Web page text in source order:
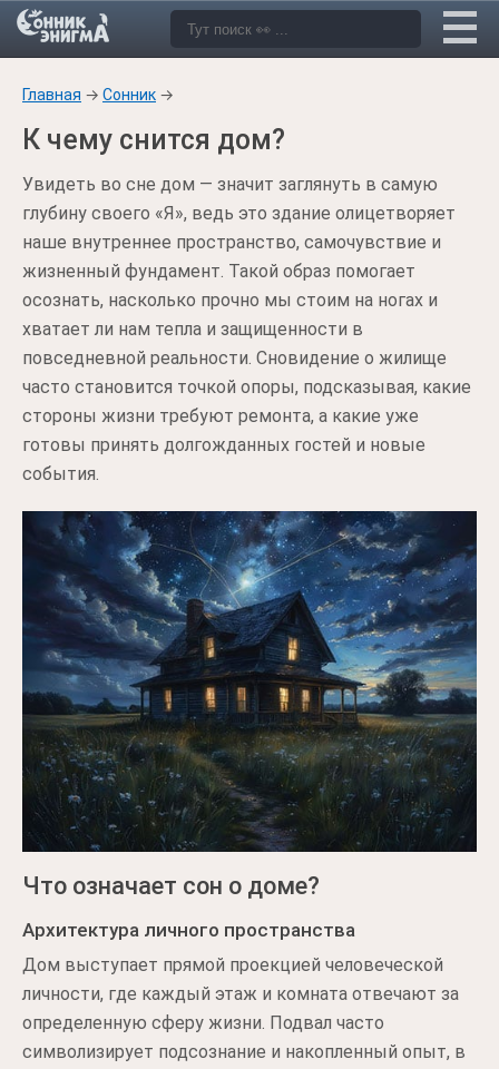
Главная → Сонник →
К чему снится дом?
Увидеть во сне дом — значит заглянуть в самую
глубину своего «Я», ведь это здание олицетворяет
наше внутреннее пространство, самочувствие и
жизненный фундамент. Такой образ помогает
осознать, насколько прочно мы стоим на ногах и
хватает ли нам тепла и защищенности в
повседневной реальности. Сновидение о жилище
часто становится точкой опоры, подсказывая, какие
стороны жизни требуют ремонта, а какие уже
готовы принять долгожданных гостей и новые
события.
Что означает сон о доме?
Архитектура личного пространства
Дом выступает прямой проекцией человеческой
личности, где каждый этаж и комната отвечают за
определенную сферу жизни. Подвал часто
символизирует подсознание и накопленный опыт, в